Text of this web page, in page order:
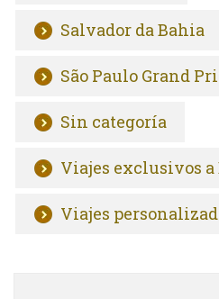
Salvador da Bahia
São Paulo Grand
Sin categoría
Viajes exclusivos
Viajes